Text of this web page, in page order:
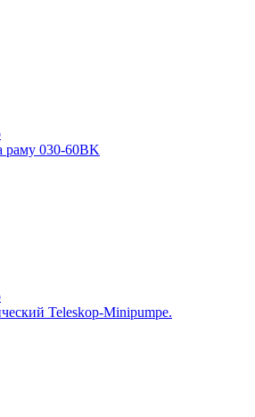
раму 030-60BK
Teleskop-Minipumpe.